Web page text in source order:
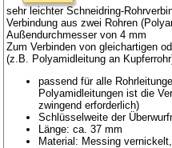
sehr leichter Schneidring-
Verbindung aus zwei Rohren
Außendurchmesser von 4 mm
Zum Verbinden von gleichartigen
(z.B. Polyamidleitung an
passend für alle
Polyamidleitungen ist die
zwingend erforderlich)
Schlüsselweite der
Länge: ca. 37 mm
Material: Messing